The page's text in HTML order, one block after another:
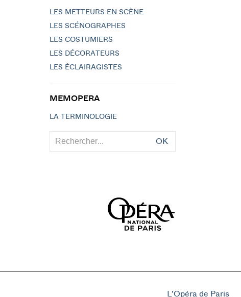
LES METTEURS EN SCÈNE
LES SCÉNOGRAPHES
LES COSTUMIERS
LES DÉCORATEURS
LES ÉCLAIRAGISTES
MEMOPERA
LA TERMINOLOGIE
OK
L'Opéra de Paris